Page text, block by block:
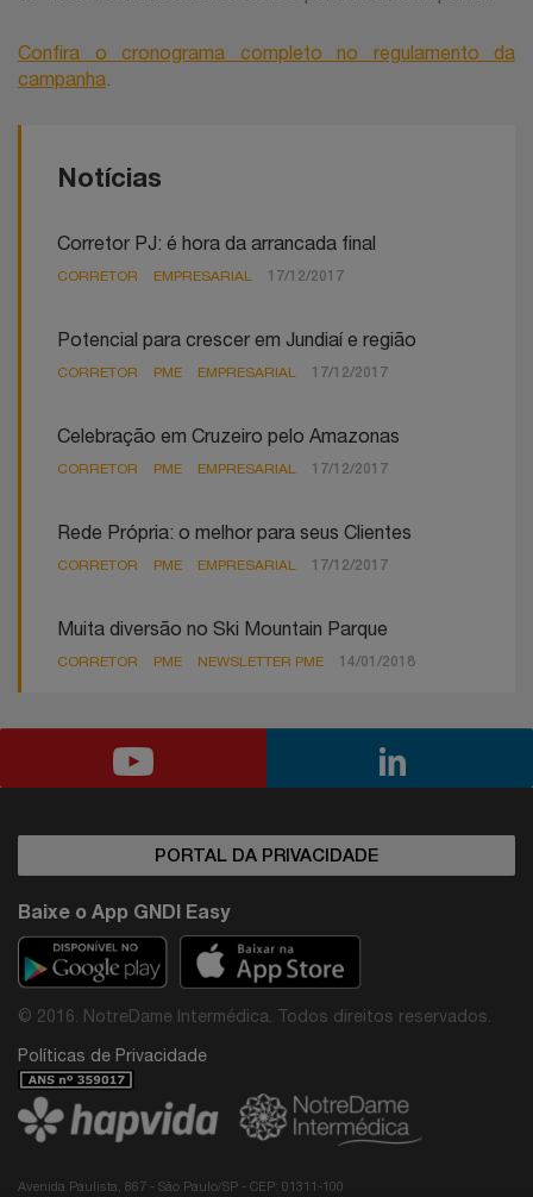
Confira o cronograma completo no regulamento da
campanha
Notícias
Corretor PJ: é hora da arrancada final
CORRETOR EMPRESARIAL 17/12/2017
Potencial para crescer em Jundiaí e região
CORRETOR PME EMPRESARIAL 17/12/2017
Celebração em Cruzeiro pelo Amazonas
CORRETOR PME EMPRESARIAL 17/12/2017
Rede Própria: o melhor para seus Clientes
CORRETOR PME EMPRESARIAL 17/12/2017
Muita diversão no Ski Mountain Parque
CORRETOR PME NEWSLETTER PME 14/01/2018
PORTAL DA PRIVACIDADE
Baixe o App GNDI Easy
© 2016. NotreDame Intermédica. Todos direitos reservados.
Políticas de Privacidade
Avenida Paulista, 867 - São Paulo/SP - CEP: 01311-100